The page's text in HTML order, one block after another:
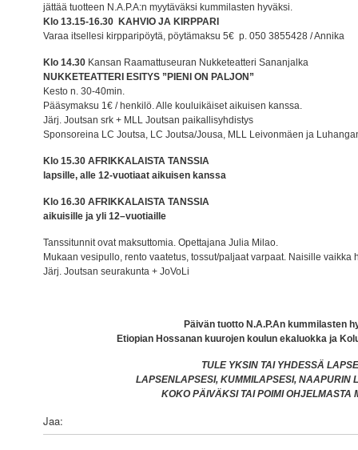
jättää tuotteen N.A.P.A:n myytäväksi kummilasten hyväksi.
Klo 13.15-16.30 KAHVIO JA KIRPPARI
Varaa itsellesi kirpparipöytä, pöytämaksu 5€ p. 050 3855428 / Annika
Klo 14.30 Kansan Raamattuseuran Nukketeatteri Sananjalka
NUKKETEATTERI ESITYS ”PIENI ON PALJON”
Kesto n. 30-40min.
Pääsymaksu 1€ / henkilö. Alle kouluikäiset aikuisen kanssa.
Järj. Joutsan srk + MLL Joutsan paikallisyhdistys
Sponsoreina LC Joutsa, LC Joutsa/Jousa, MLL Leivonmäen ja
Klo 15.30 AFRIKKALAISTA TANSSIA
lapsille, alle 12-vuotiaat aikuisen kanssa
Klo 16.30 AFRIKKALAISTA TANSSIA
aikuisille ja yli 12–vuotiaille
Tanssitunnit ovat maksuttomia. Opettajana Julia Milao.
Mukaan vesipullo, rento vaatetus, tossut/paljaat varpaat. Naisille vaikka
Järj. Joutsan seurakunta + JoVoLi
Päivän tuotto N.A.P.An kummilasten
Etiopian Hossanan kuurojen koulun ekaluokka ja
TULE YKSIN TAI YHDESSÄ
LAPSENLAPSESI, KUMMILAPSESI, NAAPURIN
KOKO PÄIVÄKSI TAI POIMI OHJELMASTA
Jaa: